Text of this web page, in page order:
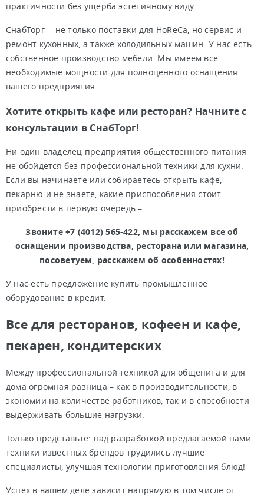
практичности без ущерба эстетичному виду.
СнабТорг - не только поставки для HoReCa, но сервис и
ремонт кухонных, а также холодильных машин. У нас есть
собственное производство мебели. Мы имеем все
необходимые мощности для полноценного оснащения
вашего предприятия.
Хотите открыть кафе или ресторан? Начните с
консультации в СнабТорг!
Ни один владелец предприятия общественного питания
не обойдется без профессиональной техники для кухни.
Если вы начинаете или собираетесь открыть кафе,
пекарню и не знаете, какие приспособления стоит
приобрести в первую очередь –
Звоните +7 (4012) 565-422, мы расскажем все об
оснащении производства, ресторана или магазина,
посоветуем, расскажем об особенностях!
У нас есть предложение купить промышленное
оборудование в кредит.
Все для ресторанов, кофеен и кафе,
пекарен, кондитерских
Между профессиональной техникой для общепита и для
дома огромная разница – как в производительности, в
экономии на количестве работников, так и в способности
выдерживать большие нагрузки.
Только представьте: над разработкой предлагаемой нами
техники известных брендов трудились лучшие
специалисты, улучшая технологии приготовления блюд!
Успех в вашем деле зависит напрямую в том числе от